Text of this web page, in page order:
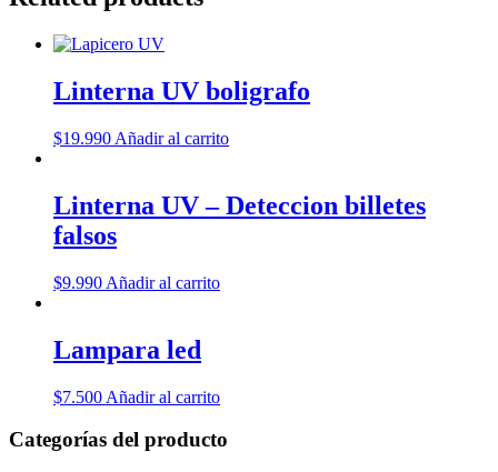
Linterna UV boligrafo
$19.990 Añadir al carrito
Linterna UV – Deteccion billetes
falsos
$9.990 Añadir al carrito
Lampara led
$7.500 Añadir al carrito
Categorías del producto